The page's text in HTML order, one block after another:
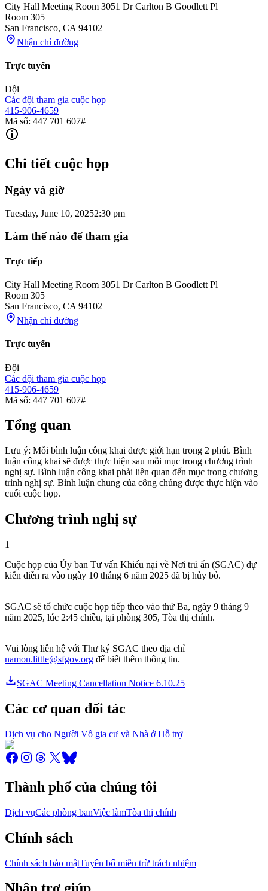
City Hall Meeting Room 3051 Dr Carlton B Goodlett Pl
Room 305
San Francisco, CA 94102
Nhận chỉ đường
Trực tuyến
Đội
Các đội tham gia cuộc họp
415-906-4659
Mã số: 447 701 607#
Chi tiết cuộc họp
Ngày và giờ
Tuesday, June 10, 20252:30 pm
Làm thế nào để tham gia
Trực tiếp
City Hall Meeting Room 3051 Dr Carlton B Goodlett Pl
Room 305
San Francisco, CA 94102
Nhận chỉ đường
Trực tuyến
Đội
Các đội tham gia cuộc họp
415-906-4659
Mã số: 447 701 607#
Tổng quan
Lưu ý: Mỗi bình luận công khai được giới hạn trong 2 phút. Bình
luận công khai sẽ được thực hiện sau mỗi mục trong chương trình
nghị sự. Bình luận công khai phải liên quan đến mục trong chương
trình nghị sự. Bình luận chung của công chúng được thực hiện vào
cuối cuộc họp.
Chương trình nghị sự
1
Cuộc họp của Ủy ban Tư vấn Khiếu nại về Nơi trú ẩn (SGAC) dự
kiến diễn ra vào ngày 10 tháng 6 năm 2025 đã bị hủy bỏ.
SGAC sẽ tổ chức cuộc họp tiếp theo vào thứ Ba, ngày 9 tháng 9
năm 2025, lúc 2:45 chiều, tại phòng 305, Tòa thị chính.
Vui lòng liên hệ với Thư ký SGAC theo địa chỉ
namon.little@sfgov.org để biết thêm thông tin.
SGAC Meeting Cancellation Notice 6.10.25
Các cơ quan đối tác
Dịch vụ cho Người Vô gia cư và Nhà ở Hỗ trợ
Thành phố của chúng tôi
Dịch vụCác phòng banViệc làmTòa thị chính
Chính sách
Chính sách bảo mậtTuyên bố miễn trừ trách nhiệm